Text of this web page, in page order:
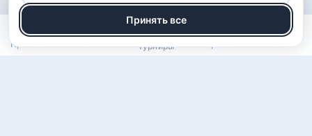
Принять все
Прогнозы Рейтинг Турниры Арена Войти